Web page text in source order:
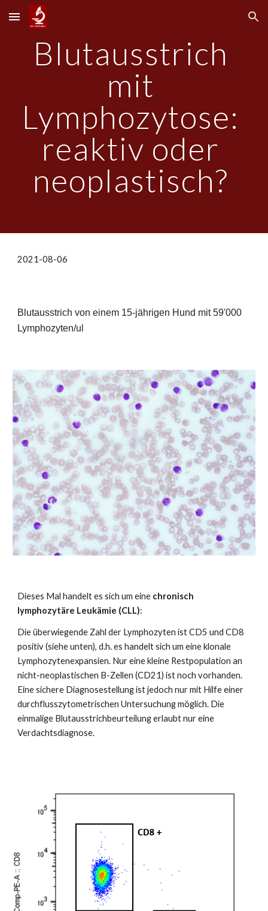
Skip to main content Skip to navigation
Blutausstrich
mit
Lymphozytose:
reaktiv oder
neoplastisch?
2021-08-06
Blutausstrich von einem 15-jährigen Hund mit 59'000
Lymphozyten/ul
Dieses Mal handelt es sich um eine chronisch
lymphozytäre Leukämie (CLL):
Die überwiegende Zahl der Lymphozyten ist CD5 und CD8
positiv (siehe unten), d.h. es handelt sich um eine klonale
Lymphozytenexpansien. Nur eine kleine Restpopulation an
nicht-neoplastischen B-Zellen (CD21) ist noch vorhanden.
Eine sichere Diagnosestellung ist jedoch nur mit Hilfe einer
durchflusszytometrischen Untersuchung möglich. Die
einmalige Blutausstrichbeurteilung erlaubt nur eine
Verdachtsdiagnose.